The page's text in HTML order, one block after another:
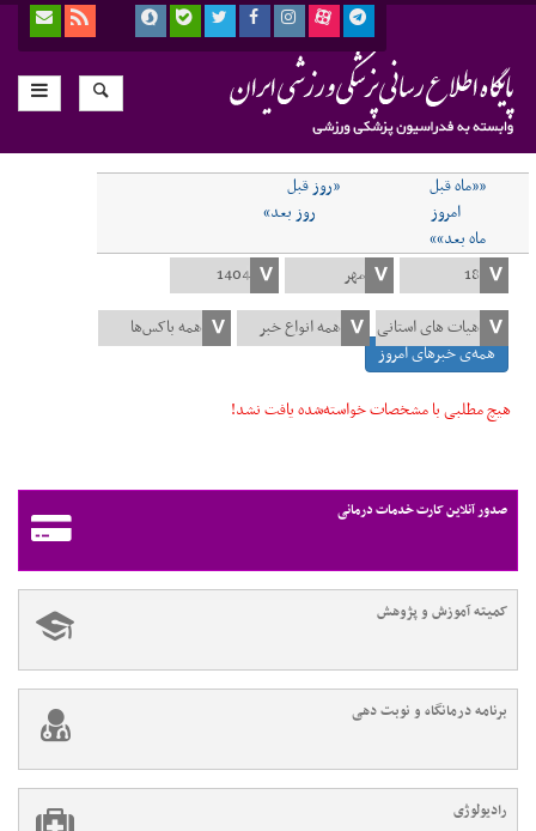
««ماه قبل
«روز قبل
امروز
روز بعد»
ماه بعد»»
همه‌ی خبرهای امروز
هیچ مطلبی با مشخصات خواسته‌شده یافت نشد!
صدور آنلاین کارت خدمات درمانی
کمیته آموزش و پژوهش
برنامه درمانگاه و نوبت دهی
رادیولوژی